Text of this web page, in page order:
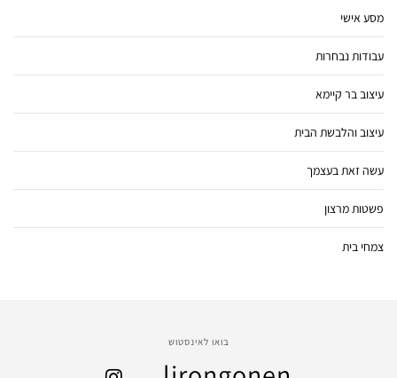
מסע אישי
עבודות נבחרות
עיצוב בר קיימא
עיצוב והלבשת הבית
עשה זאת בעצמך
פשטות מרצון
צמחי בית
בואו לאינסטוש